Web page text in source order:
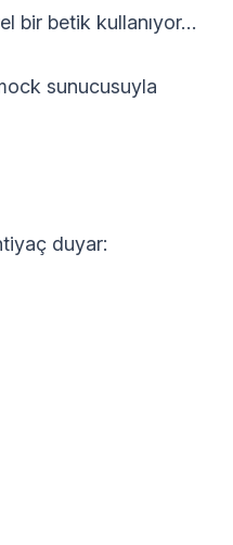
bir betik kullanıyor…
sunucusuyla
duyar: